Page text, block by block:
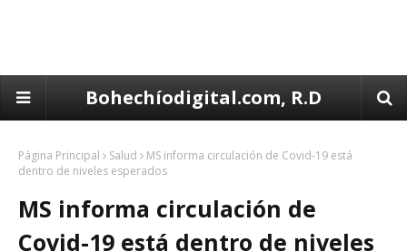
Bohechíodigital.com, R.D
Página Principal Salud
MS informa circulación de Covid-19 está
dentro de niveles esperados
MS informa circulación de
Covid-19 está dentro de niveles